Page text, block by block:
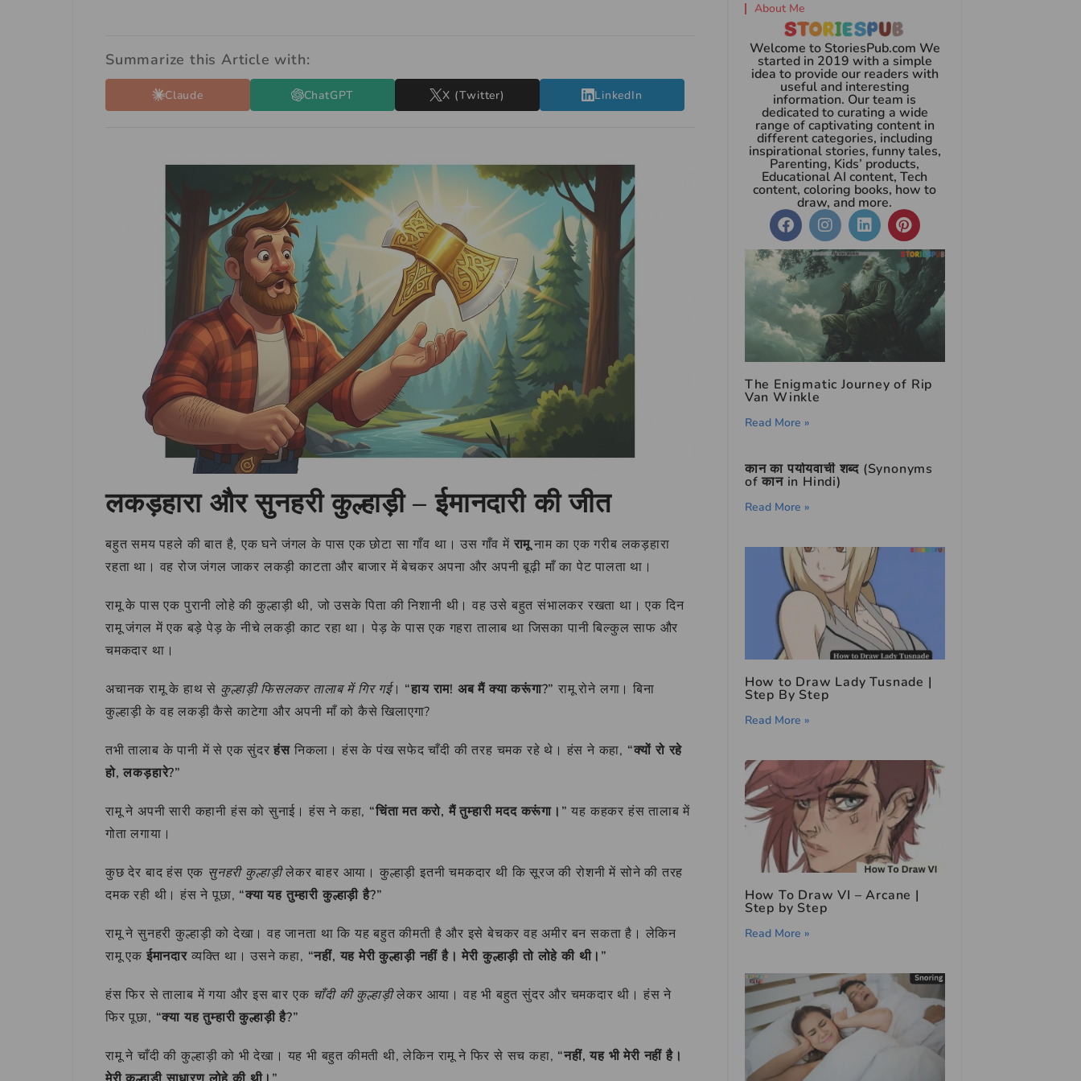
Summarize this Article with:
Claude ChatGPT X (Twitter) LinkedIn
लकड़हारा और सुनहरी कुल्हाड़ी – ईमानदारी की जीत
बहुत समय पहले की बात है, एक घने जंगल के पास एक छोटा सा गाँव था। उस गाँव में रामूनाम का एक गरीब लकड़हारा
रहता था। वह रोज जंगल जाकर लकड़ी काटता और बाजार में बेचकर अपना और अपनी बूढ़ी माँ का पेट पालता था।
रामू के पास एक पुरानी लोहे की कुल्हाड़ी थी, जो उसके पिता की निशानी थी। वह उसे बहुत संभालकर रखता था। एक दिन
रामू जंगल में एक बड़े पेड़ के नीचे लकड़ी काट रहा था। पेड़ के पास एक गहरा तालाब था जिसका पानी बिल्कुल साफ और
चमकदार था।
अचानक रामू के हाथ से कुल्हाड़ी फिसलकर तालाब में गिर गई। “हाय राम! अब मैं क्या करूंगा?” रामू रोने लगा। बिना
कुल्हाड़ी के वह लकड़ी कैसे काटेगा और अपनी माँ को कैसे खिलाएगा?
तभी तालाब के पानी में से एक सुंदरहंस निकला। हंस के पंख सफेद चाँदी की तरह चमक रहे थे। हंस ने कहा, “क्यों रो रहे
हो, लकड़हारे?”
रामू ने अपनी सारी कहानी हंस को सुनाई। हंस ने कहा, “चिंता मत करो, मैं तुम्हारी मदद करूंगा।” यह कहकर हंस तालाब में
गोता लगाया।
कुछ देर बाद हंस एक सुनहरी कुल्हाड़ीलेकर बाहर आया। कुल्हाड़ी इतनी चमकदार थी कि सूरज की रोशनी में सोने की तरह
दमक रही थी। हंस ने पूछा, “क्या यह तुम्हारी कुल्हाड़ी है?”
रामू ने सुनहरी कुल्हाड़ी को देखा। वह जानता था कि यह बहुत कीमती है और इसे बेचकर वह अमीर बन सकता है। लेकिन
रामू एक ईमानदारव्यक्ति था। उसने कहा, “नहीं, यह मेरी कुल्हाड़ी नहीं है। मेरी कुल्हाड़ी तो लोहे की थी।”
हंस फिर से तालाब में गया और इस बार एक चाँदी की कुल्हाड़ीलेकर आया। वह भी बहुत सुंदर और चमकदार थी। हंस ने
फिर पूछा, “क्या यह तुम्हारी कुल्हाड़ी है?”
रामू ने चाँदी की कुल्हाड़ी को भी देखा। यह भी बहुत कीमती थी, लेकिन रामू ने फिर से सच कहा, “नहीं, यह भी मेरी नहीं है।
About Me
Welcome to StoriesPub.com We
started in 2019 with a simple
idea to provide our readers with
useful and interesting
information. Our team is
dedicated to curating a wide
range of captivating content in
different categories, including
inspirational stories, funny tales,
Parenting, Kids’ products,
Educational AI content, Tech
content, coloring books, how to
draw, and more.
The Enigmatic Journey of Rip
Van Winkle
Read More »
कान का पर्यायवाची शब्द (Synonyms
of कान in Hindi)
Read More »
How to Draw Lady Tusnade |
Step By Step
Read More »
How To Draw VI – Arcane |
Step by Step
Read More »